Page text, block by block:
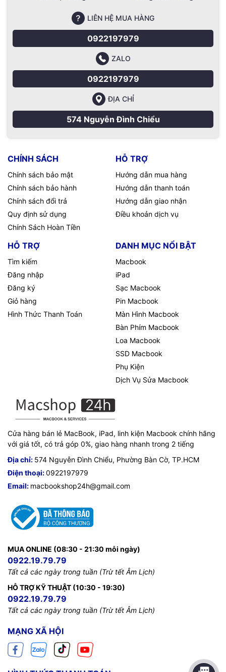
LIÊN HỆ MUA HÀNG
0922197979
ZALO
0922197979
ĐỊA CHỈ
574 Nguyễn Đình Chiểu
CHÍNH SÁCH
Chính sách bảo mật
Chính sách bảo hành
Chính sách đổi trả
Quy định sử dụng
Chính Sách Hoàn Tiền
HỖ TRỢ
Hướng dẫn mua hàng
Hướng dẫn thanh toán
Hướng dẫn giao nhận
Điều khoản dịch vụ
HỖ TRỢ
Tìm kiếm
Đăng nhập
Đăng ký
Giỏ hàng
Hình Thức Thanh Toán
DANH MỤC NỔI BẬT
Macbook
iPad
Sạc Macbook
Pin Macbook
Màn Hình Macbook
Bàn Phím Macbook
Loa Macbook
SSD Macbook
Phụ Kiện
Dịch Vụ Sửa Macbook
Cửa hàng bán lẻ MacBook, iPad, linh kiện Macbook chính hãng
với giá tốt, có trả góp 0%, giao hàng nhanh trong 2 tiếng
Địa chỉ: 574 Nguyễn Đình Chiểu, Phường Bàn Cờ, TP.HCM
Điện thoại:0922197979
Email: macbookshop24h@gmail.com
MUA ONLINE (08:30 - 21:30 mỗi ngày)
0922.19.79.79
Tất cả các ngày trong tuần (Trừ tết Âm Lịch)
HỖ TRỢ KỸ THUẬT (10:30 - 19:30)
0922.19.79.79
Tất cả các ngày trong tuần (Trừ tết Âm Lịch)
MẠNG XÃ HỘI